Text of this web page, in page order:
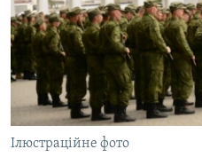
Ілюстраційне фото